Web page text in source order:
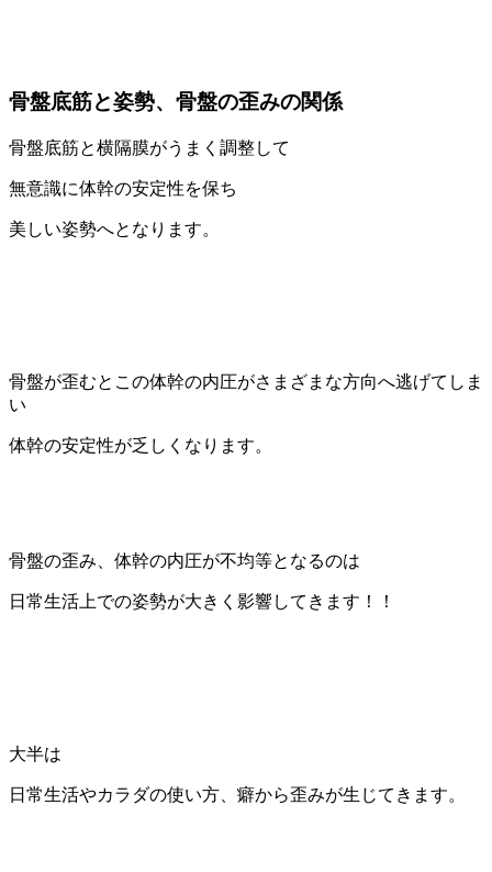
骨盤底筋と姿勢、骨盤の歪みの関係
骨盤底筋と横隔膜がうまく調整して
無意識に体幹の安定性を保ち
美しい姿勢へとなります。
骨盤が歪むとこの体幹の内圧がさまざまな方向へ逃げてしま
い
体幹の安定性が乏しくなります。
骨盤の歪み、体幹の内圧が不均等となるのは
日常生活上での姿勢が大きく影響してきます！！
大半は
日常生活やカラダの使い方、癖から歪みが生じてきます。